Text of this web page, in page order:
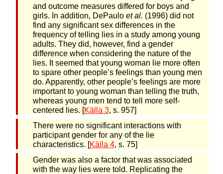
and outcome measures differed for boys and
girls. In addition, DePaulo et al. (1996) did not
find any significant sex differences in the
frequency of telling lies in a study among young
adults. They did, however, find a gender
difference when considering the nature of the
lies. It seemed that young woman lie more often
to spare other people’s feelings than young men
do. Apparently, other people’s feelings are more
important to young woman than telling the truth,
whereas young men tend to tell more self-
centered lies. [Källa 3, s. 957]
There were no significant interactions with
participant gender for any of the lie
characteristics. [Källa 4, s. 75]
Gender was also a factor that was associated
with the way lies were told. Replicating the